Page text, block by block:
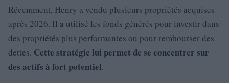
Récemment, Henry a vendu plusieurs propriétés acquises
après 2026. Il a utilisé les fonds générés pour investir dans
des propriétés plus performantes ou pour rembourser des
dettes. Cette stratégie lui permet de se concentrer sur
des actifs à fort potentiel.